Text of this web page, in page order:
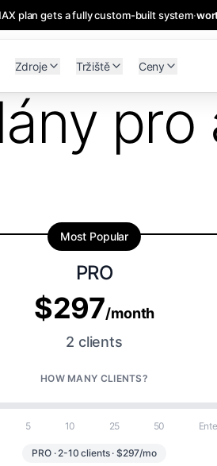
plan gets a fully custom-built system·
Zdroje Tržiště Ceny
Most Popular
PRO
$297/month
2 clients
HOW MANY CLIENTS?
5 10 25 50
PRO · 2-10 clients · $297/mo